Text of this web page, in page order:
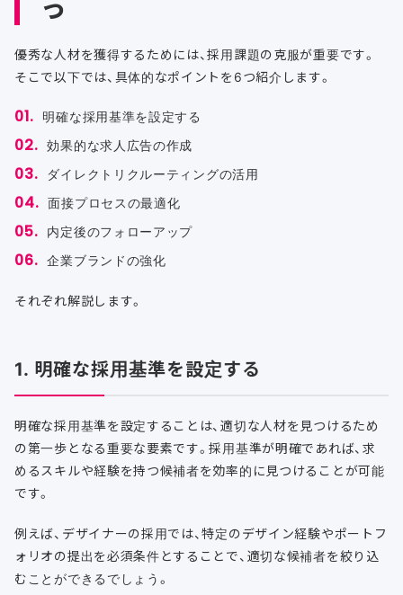
つ
優秀な人材を獲得するためには、採用課題の克服が重要です。
そこで以下では、具体的なポイントを6つ紹介します。
明確な採用基準を設定する
効果的な求人広告の作成
ダイレクトリクルーティングの活用
面接プロセスの最適化
内定後のフォローアップ
企業ブランドの強化
それぞれ解説します。
1. 明確な採用基準を設定する
明確な採用基準を設定することは、適切な人材を見つけるため
の第一歩となる重要な要素です。採用基準が明確であれば、求
めるスキルや経験を持つ候補者を効率的に見つけることが可能
です。
例えば、デザイナーの採用では、特定のデザイン経験やポートフ
ォリオの提出を必須条件とすることで、適切な候補者を絞り込
むことができるでしょう。